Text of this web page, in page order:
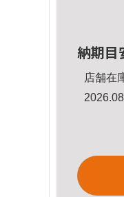
納期目
店舗在